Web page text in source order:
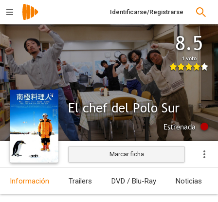
Identificarse/Registrarse
8.5
1 voto
El chef del Polo Sur
Estrenada
Marcar ficha
Información Trailers DVD / Blu-Ray Noticias